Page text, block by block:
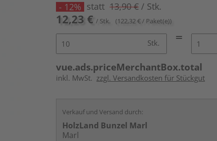
- 12% statt 13,90 € / Stk.
12,23 € / Stk. (122,32 € / Paket(e))
Stk.
vue.ads.priceMerchantBox.total
inkl. MwSt. zzgl. Versandkosten für Stückgut
Verkauf und Versand durch:
HolzLand Bunzel Marl
Marl